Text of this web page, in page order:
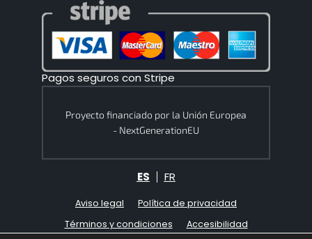
Pagos seguros con Stripe
Proyecto financiado por la Unión Europea
- NextGenerationEU
ES FR
Aviso legal
Política de privacidad
Términos y condiciones
Accesibilidad